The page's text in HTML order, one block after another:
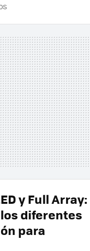
y Full Array:
diferentes
para